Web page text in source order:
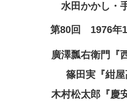
水田かかし・
第80回 1976年
廣澤瓢右衛門『
篠田実『紺屋
木村松太郎『慶